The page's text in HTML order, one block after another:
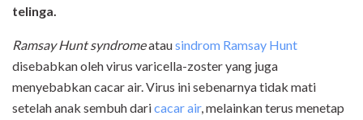
telinga.
Ramsay Hunt syndromeatausindrom Ramsay Hunt
disebabkan oleh virus varicella-zoster yang juga
menyebabkan cacar air. Virus ini sebenarnya tidak mati
setelah anak sembuh daricacar air, melainkan terus menetap